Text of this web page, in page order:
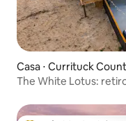
Casa ⋅ Currituck
The White Lotus: